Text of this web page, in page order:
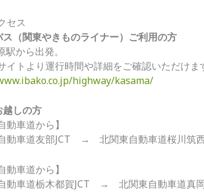
セス
ス（関東やきものライナー）ご利用の方
駅から出発。
イトより運行時間や詳細をご確認いただけま
highway/kasama/
越しの方
動車道から】
自動車道友部JCT → 北関東自動車道桜川
動車道から】
自動車道栃木都賀JCT → 北関東自動車道